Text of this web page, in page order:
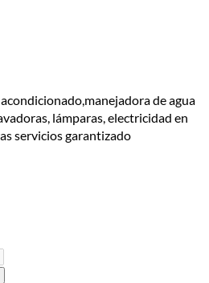
de agua
lámparas, electricidad en
servicios garantizado